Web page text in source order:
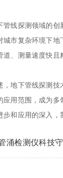
探测领域的创新
城市复杂环境下
道、测量速度快且
下管线探测技术
应用范围，成为
步和应用的深入，
涌检测仪科技